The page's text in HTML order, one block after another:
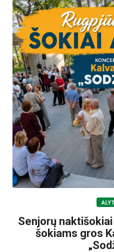
Senjorų
šokiams gros